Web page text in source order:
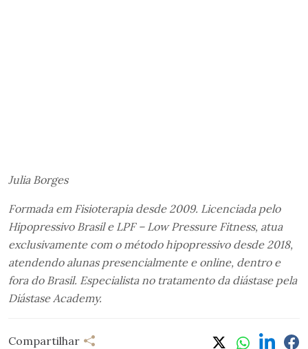
Julia Borges
Formada em Fisioterapia desde 2009. Licenciada pelo
Hipopressivo Brasil e LPF – Low Pressure Fitness, atua
exclusivamente com o método hipopressivo desde 2018,
atendendo alunas presencialmente e online, dentro e
fora do Brasil. Especialista no tratamento da diástase pela
Diástase Academy.
Compartilhar